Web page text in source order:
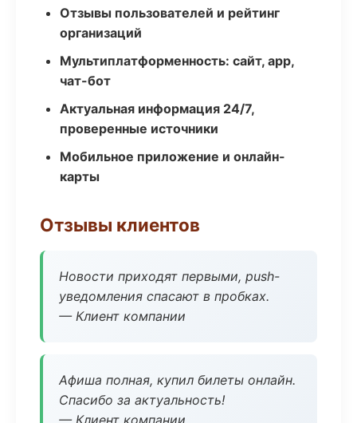
Отзывы пользователей и рейтинг
организаций
Мультиплатформенность: сайт, app,
чат-бот
Актуальная информация 24/7,
проверенные источники
Мобильное приложение и онлайн-
карты
Отзывы клиентов
Новости приходят первыми, push-
уведомления спасают в пробках.
— Клиент компании
Афиша полная, купил билеты онлайн.
Спасибо за актуальность!
— Клиент компании